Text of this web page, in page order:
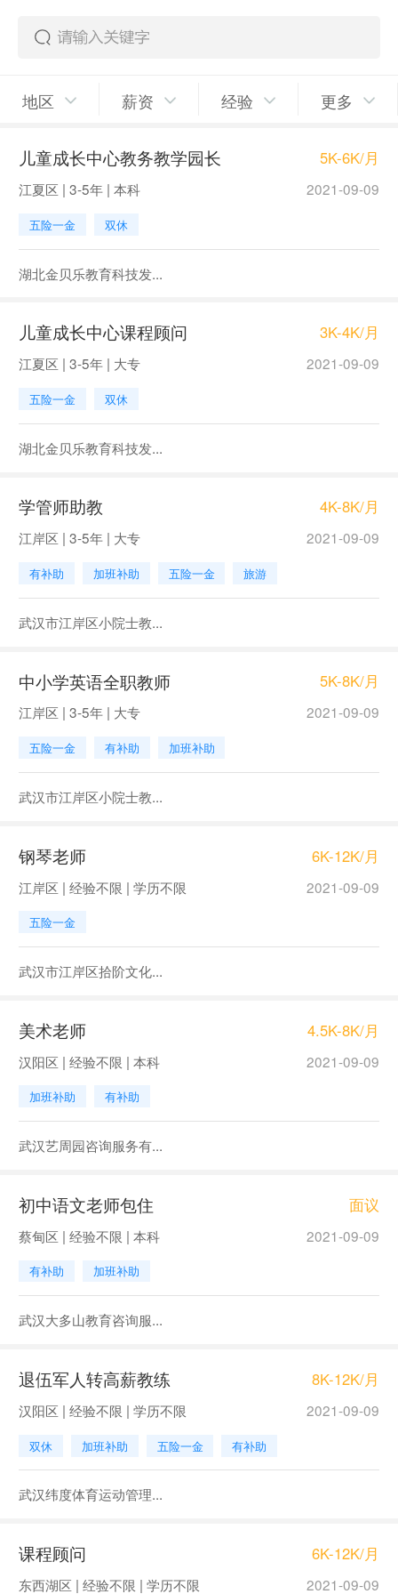
地区 薪资 经验 更多
儿童成长中心教务教学园长 5K-6K/月
江夏区 | 3-5年 | 本科 2021-09-09
五险一金 双休
湖北金贝乐教育科技发...
儿童成长中心课程顾问 3K-4K/月
江夏区 | 3-5年 | 大专 2021-09-09
五险一金 双休
湖北金贝乐教育科技发...
学管师助教 4K-8K/月
江岸区 | 3-5年 | 大专 2021-09-09
有补助 加班补助 五险一金 旅游
武汉市江岸区小院士教...
中小学英语全职教师 5K-8K/月
江岸区 | 3-5年 | 大专 2021-09-09
五险一金 有补助 加班补助
武汉市江岸区小院士教...
钢琴老师 6K-12K/月
江岸区 | 经验不限 | 学历不限 2021-09-09
五险一金
武汉市江岸区拾阶文化...
美术老师 4.5K-8K/月
汉阳区 | 经验不限 | 本科 2021-09-09
加班补助 有补助
武汉艺周园咨询服务有...
初中语文老师包住 面议
蔡甸区 | 经验不限 | 本科 2021-09-09
有补助 加班补助
武汉大多山教育咨询服...
退伍军人转高薪教练 8K-12K/月
汉阳区 | 经验不限 | 学历不限 2021-09-09
双休 加班补助 五险一金 有补助
武汉纬度体育运动管理...
课程顾问 6K-12K/月
东西湖区 | 经验不限 | 学历不限 2021-09-09